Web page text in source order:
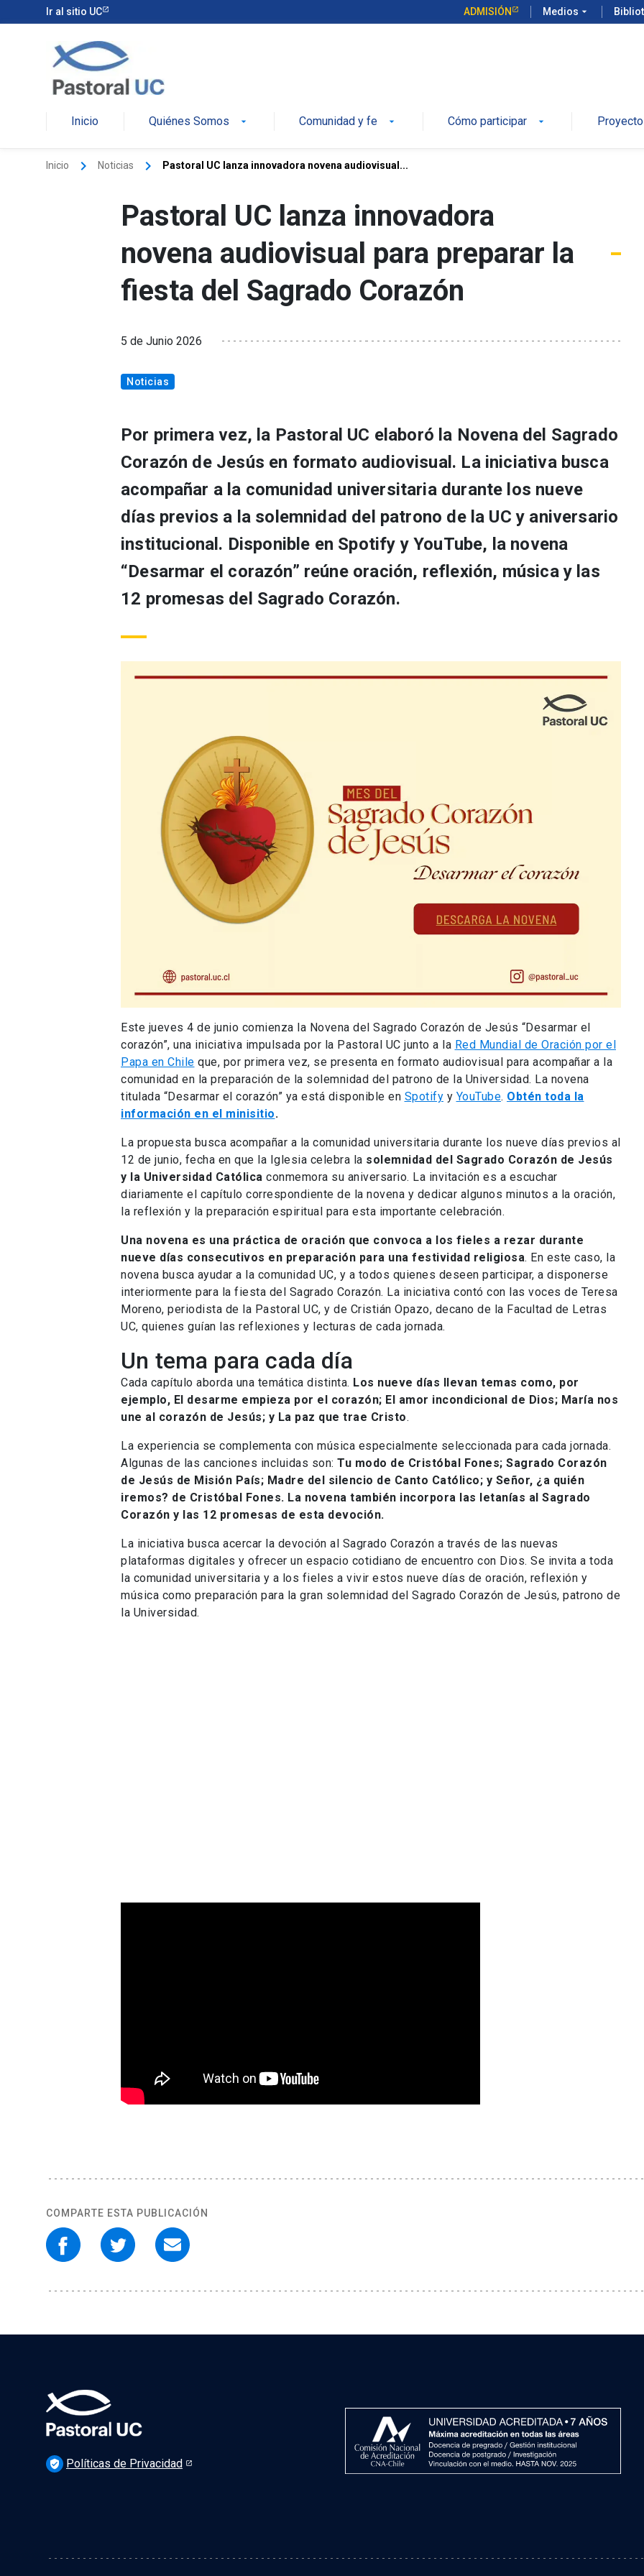
Ir al sitio UC ADMISIÓN Medios arrow_drop_down
Inicio Quiénes Somos arrow_drop_down Comunidad y fe arrow_drop_down Cómo participar arrow_drop_down
Inicio keyboard_arrow_right Noticias keyboard_arrow_right Pastoral UC lanza innovadora novena audiovisual...
Pastoral UC lanza innovadora
novena audiovisual para preparar la
fiesta del Sagrado Corazón
5 de Junio 2026
Noticias
Por primera vez, la Pastoral UC elaboró la Novena del Sagrado
Corazón de Jesús en formato audiovisual. La iniciativa busca
acompañar a la comunidad universitaria durante los nueve
días previos a la solemnidad del patrono de la UC y aniversario
institucional. Disponible en Spotify y YouTube, la novena
“Desarmar el corazón” reúne oración, reflexión, música y las
12 promesas del Sagrado Corazón.
Este jueves 4 de junio comienza la Novena del Sagrado Corazón de Jesús “Desarmar el
corazón”, una iniciativa impulsada por la Pastoral UC junto a la Red Mundial de Oración por el
Papa en Chile que, por primera vez, se presenta en formato audiovisual para acompañar a la
comunidad en la preparación de la solemnidad del patrono de la Universidad. La novena
titulada “Desarmar el corazón” ya está disponible en Spotify y YouTube. Obtén toda la
información en el minisitio.
La propuesta busca acompañar a la comunidad universitaria durante los nueve días previos al
12 de junio, fecha en que la Iglesia celebra la solemnidad del Sagrado Corazón de Jesús
y la Universidad Católica conmemora su aniversario. La invitación es a escuchar
diariamente el capítulo correspondiente de la novena y dedicar algunos minutos a la oración,
la reflexión y la preparación espiritual para esta importante celebración.
Una novena es una práctica de oración que convoca a los fieles a rezar durante
nueve días consecutivos en preparación para una festividad religiosa. En este caso, la
novena busca ayudar a la comunidad UC, y a todos quienes deseen participar, a disponerse
interiormente para la fiesta del Sagrado Corazón. La iniciativa contó con las voces de Teresa
Moreno, periodista de la Pastoral UC, y de Cristián Opazo, decano de la Facultad de Letras
UC, quienes guían las reflexiones y lecturas de cada jornada.
Un tema para cada día
Cada capítulo aborda una temática distinta. Los nueve días llevan temas como, por
ejemplo, El desarme empieza por el corazón; El amor incondicional de Dios; María nos
une al corazón de Jesús; y La paz que trae Cristo.
La experiencia se complementa con música especialmente seleccionada para cada jornada.
Algunas de las canciones incluidas son: Tu modo de Cristóbal Fones; Sagrado Corazón
de Jesús de Misión País; Madre del silencio de Canto Católico; y Señor, ¿a quién
iremos? de Cristóbal Fones. La novena también incorpora las letanías al Sagrado
Corazón y las 12 promesas de esta devoción.
La iniciativa busca acercar la devoción al Sagrado Corazón a través de las nuevas
plataformas digitales y ofrecer un espacio cotidiano de encuentro con Dios. Se invita a toda
la comunidad universitaria y a los fieles a vivir estos nueve días de oración, reflexión y
música como preparación para la gran solemnidad del Sagrado Corazón de Jesús, patrono de
la Universidad.
COMPARTE ESTA PUBLICACIÓN
verified_user Políticas de Privacidad